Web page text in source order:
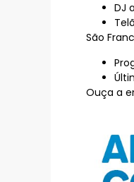
DJ
São
Ouça a